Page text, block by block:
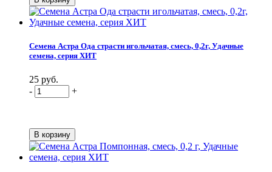
Семена Астра Ода страсти игольчатая, смесь, 0,2г, Удачные
семена, серия ХИТ
25 руб.
-
+